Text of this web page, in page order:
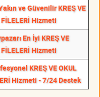
ve Güvenilir KREŞ VE
FİLELERİ Hizmeti
En İyi KREŞ VE
FİLELERİ Hizmeti
KREŞ VE OKUL
Hizmeti - 7/24 Destek